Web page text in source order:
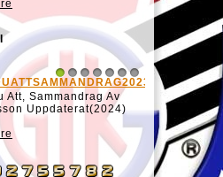
1 2 3 4 5 6 7
Sammandrag Av
Uppdaterat(2024)
MATCH TID
Visste DU!Att
matchtiden så
begynnelse
lätt.Kanske
Read more